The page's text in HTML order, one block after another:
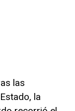
las
la